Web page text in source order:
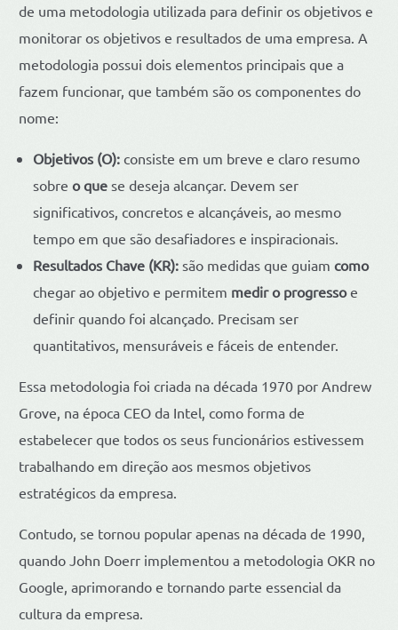
de uma metodologia utilizada para definir os objetivos e
monitorar os objetivos e resultados de uma empresa. A
metodologia possui dois elementos principais que a
fazem funcionar, que também são os componentes do
nome:
Objetivos (O): consiste em um breve e claro resumo
sobreo que se deseja alcançar. Devem ser
significativos, concretos e alcançáveis, ao mesmo
tempo em que são desafiadores e inspiracionais.
Resultados Chave (KR): são medidas que guiamcomo
chegar ao objetivo e permitem medir o progressoe
definir quando foi alcançado. Precisam ser
quantitativos, mensuráveis e fáceis de entender.
Essa metodologia foi criada na década 1970 por Andrew
Grove, na época CEO da Intel, como forma de
estabelecer que todos os seus funcionários estivessem
trabalhando em direção aos mesmos objetivos
estratégicos da empresa.
Contudo, se tornou popular apenas na década de 1990,
quando John Doerr implementou a metodologia OKR no
Google, aprimorando e tornando parte essencial da
cultura da empresa.